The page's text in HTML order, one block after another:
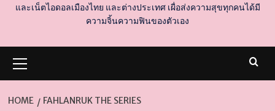
และเน็ตไอดอลเมืองไทย และต่างประเทศ เผื่อส่งความสุขทุกคนได้มี
ความจิ้นความฟินของตัวเอง
Menu
HOME FAHLANRUK THE SERIES